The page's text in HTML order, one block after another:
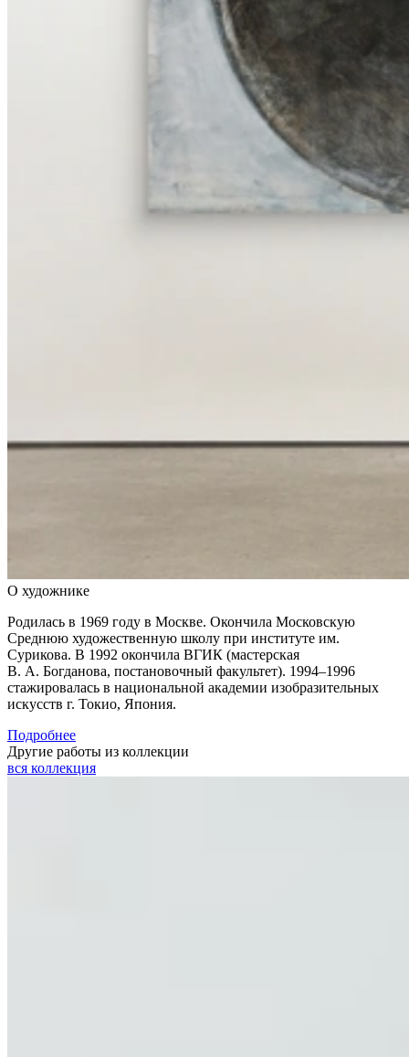
О художнике
Родилась в 1969 году в Москве. Окончила Московскую
Среднюю художественную школу при институте им.
Сурикова. В 1992 окончила ВГИК (мастерская
В. А. Богданова, постановочный факультет). 1994–1996
стажировалась в национальной академии изобразительных
искусств г. Токио, Япония.
Подробнее
Другие работы из коллекции
вся коллекция